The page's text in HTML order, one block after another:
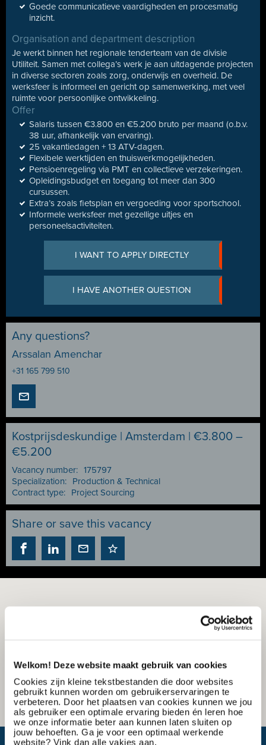
Welkom! Deze website maakt gebruik van cookies
Cookies zijn kleine tekstbestanden die door websites
gebruikt kunnen worden om gebruikerservaringen te
verbeteren. Door het plaatsen van cookies kunnen we jou
als gebruiker een optimale ervaring bieden én leren hoe
we onze informatie beter aan kunnen laten sluiten op
jouw behoeften. Ga je voor een optimaal werkende
website? Vink dan alle vakjes aan.
Goede communicatieve vaardigheden en procesmatig
inzicht.
Organisation and department description
Je werkt binnen het regionale tenderteam van de divisie
Utiliteit. Samen met collega’s werk je aan uitdagende projecten
in diverse sectoren zoals zorg, onderwijs en overheid. De
werksfeer is informeel en gericht op samenwerking, met veel
ruimte voor persoonlijke ontwikkeling.
Offer
Salaris tussen €3.800 en €5.200 bruto per maand (o.b.v.
38 uur, afhankelijk van ervaring).
25 vakantiedagen + 13 ATV-dagen.
Flexibele werktijden en thuiswerkmogelijkheden.
Pensioenregeling via PMT en collectieve verzekeringen.
Opleidingsbudget en toegang tot meer dan 300
cursussen.
Extra’s zoals fietsplan en vergoeding voor sportschool.
Informele werksfeer met gezellige uitjes en
personeelsactiviteiten.
I WANT TO APPLY DIRECTLY
I HAVE ANOTHER QUESTION
Any questions?
Arssalan Amenchar
+31 165 799 510
Kostprijsdeskundige | Amsterdam | €3.800 –
€5.200
Vacancy number: 175797
Specialization:
Production & Technical
Contract type:
Project Sourcing
Share or save this vacancy